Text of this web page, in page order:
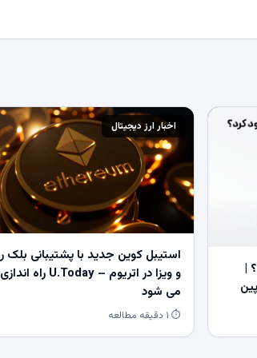
|
اخبار ارز دیجیتال
استیبل کوین جدید با پشتیبانی بلک
و ویزا در اتریوم – U.Today راه اندازی
می شود
⏱ ۱ دقیقه مطالعه